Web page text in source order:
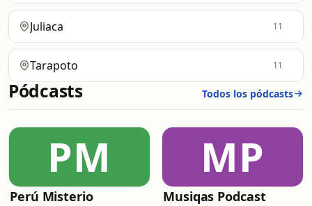
Juliaca 11
Tarapoto 11
Pódcasts Todos los pódcasts
PM
Perú Misterio
MP
Musiqas Podcast